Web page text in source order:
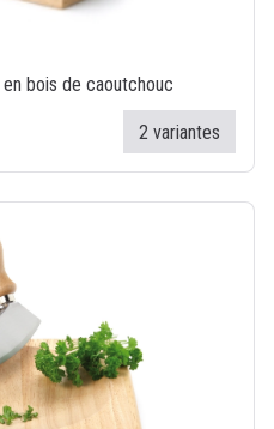
bois de caoutchouc
2 variantes